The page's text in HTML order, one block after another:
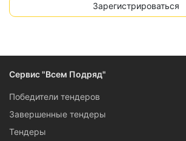
Зарегистрироваться
Сервис "Всем Подряд"
Победители тендеров
Завершенные тендеры
Тендеры